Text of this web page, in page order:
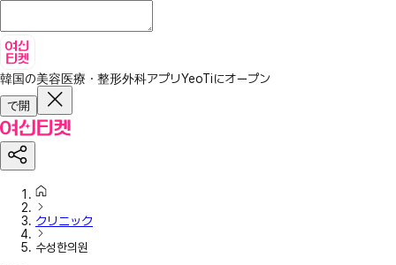
韓国の美容医療・整形外科アプリYeoTiにオープン
で開
クリニック
수성한의원